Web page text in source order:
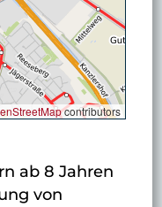
contributors
ab 8 Jahren
von